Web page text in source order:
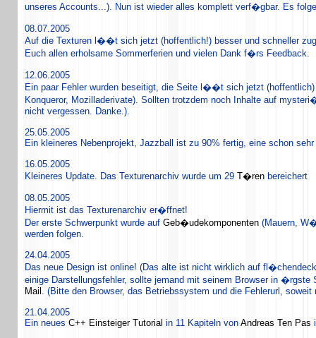
unseres Accounts...). Nun ist wieder alles komplett verf�gbar. Es
08.07.2005
Auf die Texturen l��t sich jetzt (hoffentlich!) besser und schneller
Euch allen erholsame Sommerferien und vielen Dank f�rs Feedback.
12.06.2005
Ein paar Fehler wurden beseitigt, die Seite l��t sich jetzt
Konqueror, Mozilladerivate). Sollten trotzdem noch Inhalte auf
nicht vergessen. Danke.).
25.05.2005
Ein kleineres Nebenprojekt, Jazzball ist zu 90% fertig, eine schon
16.05.2005
Kleineres Update. Das Texturenarchiv wurde um 29 T�ren bereichert
08.05.2005
Hiermit ist das Texturenarchiv er�ffnet!
Der erste Schwerpunkt wurde auf Geb�udekomponenten (Mauern,
werden folgen.
24.04.2005
Das neue Design ist online! (Das alte ist nicht wirklich auf
einige Darstellungsfehler, sollte jemand mit seinem Browser in
Mail . (Bitte den Browser, das Betriebssystem und die Fehlerurl, soweit
21.04.2005
Ein neues C++ Einsteiger Tutorial in 11 Kapiteln von Andreas Ten Pas